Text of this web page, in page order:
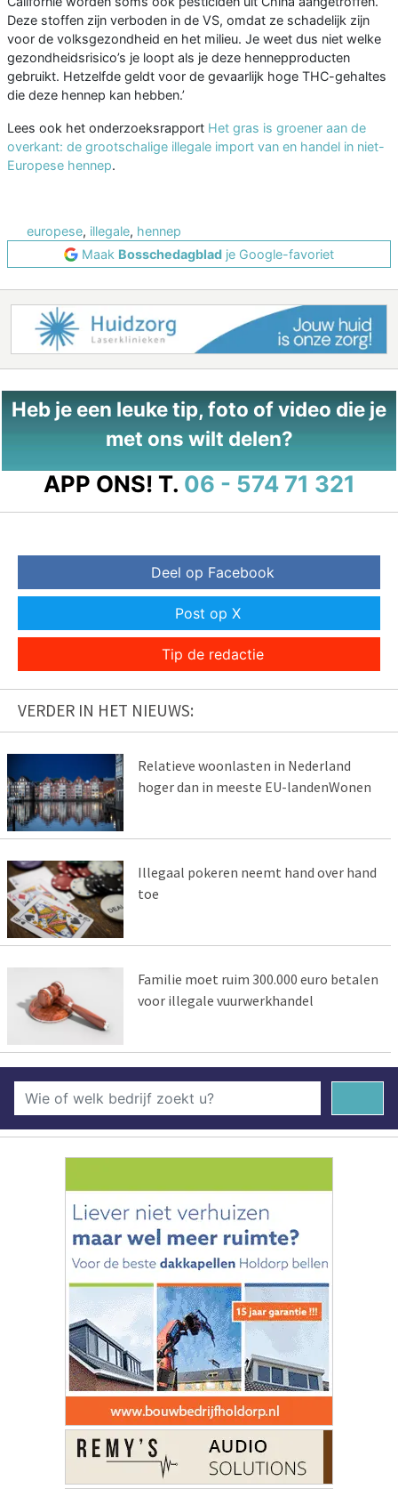
Deze stoffen zijn verboden in de VS, omdat ze schadelijk zijn
voor de volksgezondheid en het milieu. Je weet dus niet welke
gezondheidsrisico’s je loopt als je deze hennepproducten
gebruikt. Hetzelfde geldt voor de gevaarlijk hoge THC-gehaltes
die deze hennep kan hebben.’
Lees ook het onderzoeksrapport Het gras is groener aan de
overkant: de grootschalige illegale import van en handel in niet-
Europese hennep.
europese, illegale, hennep
Maak Bosschedagblad je Google-favoriet
Heb je een leuke tip, foto of video die je
met ons wilt delen?
APP ONS! T. 06 - 574 71 321
Deel op Facebook
Post op X
Tip de redactie
VERDER IN HET NIEUWS:
Relatieve woonlasten in Nederland
hoger dan in meeste EU-landenWonen
Illegaal pokeren neemt hand over hand
toe
Familie moet ruim 300.000 euro betalen
voor illegale vuurwerkhandel